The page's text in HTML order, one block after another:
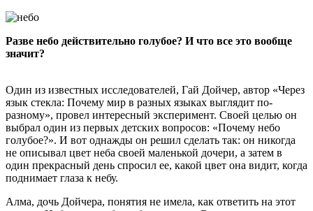
Разве небо действительно голубое? И что все это вообще
значит?
Один из известных исследователей, Гай Дойчер, автор «Через
язык стекла: Почему мир в разных языках выглядит по-
разному», провел интересный эксперимент. Своей целью он
выбрал один из первых детских вопросов: «Почему небо
голубое?». И вот однажды он решил сделать так: он никогда
не описывал цвет неба своей маленькой дочери, а затем в
один прекрасный день спросил ее, какой цвет она видит, когда
поднимает глаза к небу.
Алма, дочь Дойчера, понятия не имела, как ответить на этот